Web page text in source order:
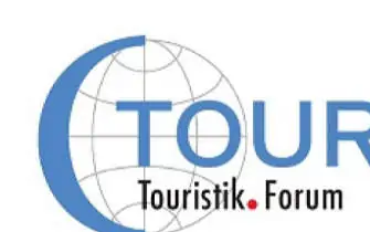
springen